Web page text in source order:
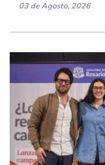
03 de Agosto, 2026